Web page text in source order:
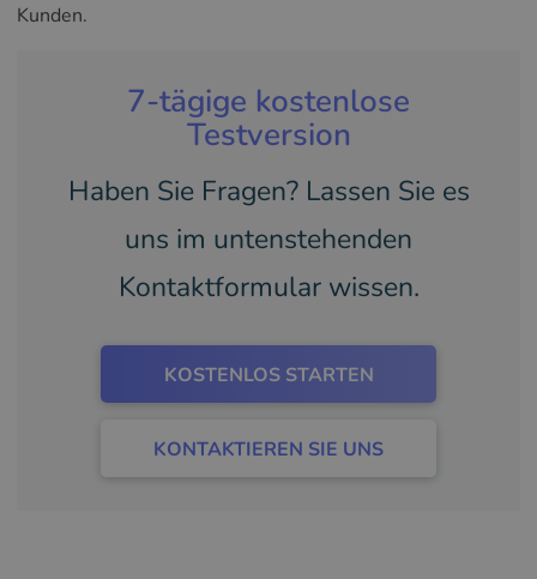
Kunden.
7-tägige kostenlose
Testversion
Haben Sie Fragen? Lassen Sie es
uns im untenstehenden
Kontaktformular wissen.
KOSTENLOS STARTEN
KONTAKTIEREN SIE UNS